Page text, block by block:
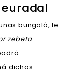
euradal
bungaló, le
zebeta
dichos